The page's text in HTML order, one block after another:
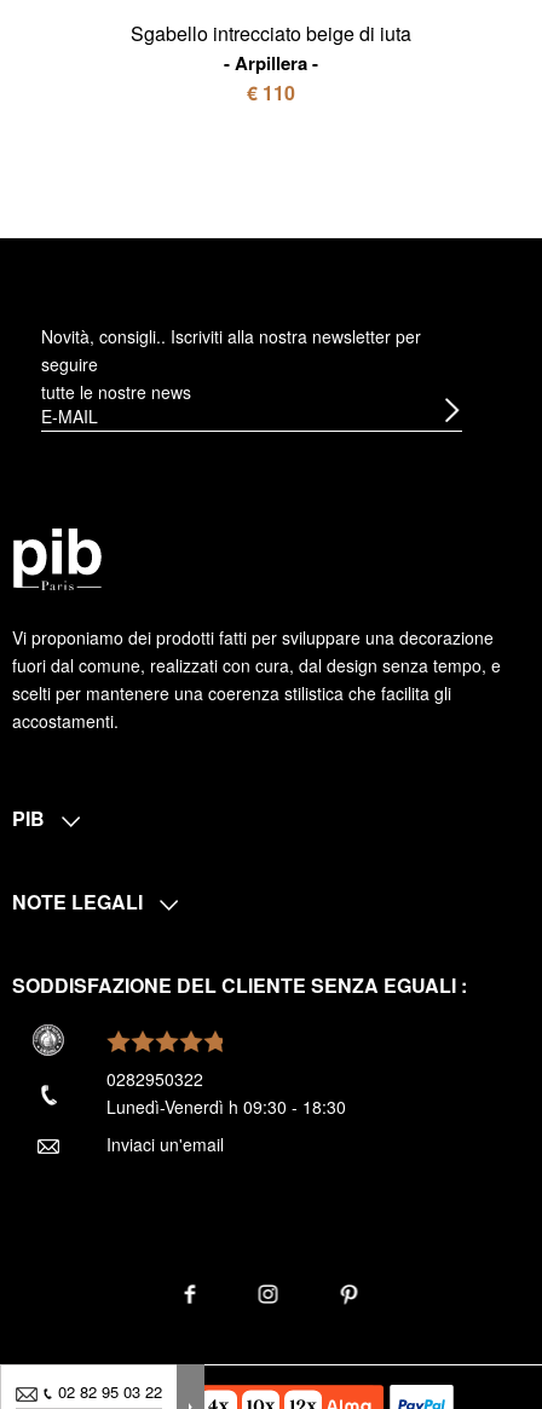
Sgabello intrecciato beige di iuta
Arpillera
€ 110
Vi proponiamo dei prodotti fatti per sviluppare una decorazione
fuori dal comune, realizzati con cura, dal design senza tempo, e
scelti per mantenere una coerenza stilistica che facilita gli
accostamenti.
Novità, consigli.. Iscriviti alla nostra newsletter per
seguire
tutte le nostre news
PIB
NOTE LEGALI
SODDISFAZIONE DEL CLIENTE SENZA EGUALI :
0282950322
Lunedì-Venerdì h 09:30 - 18:30
Inviaci un'email
02 82 95 03 22